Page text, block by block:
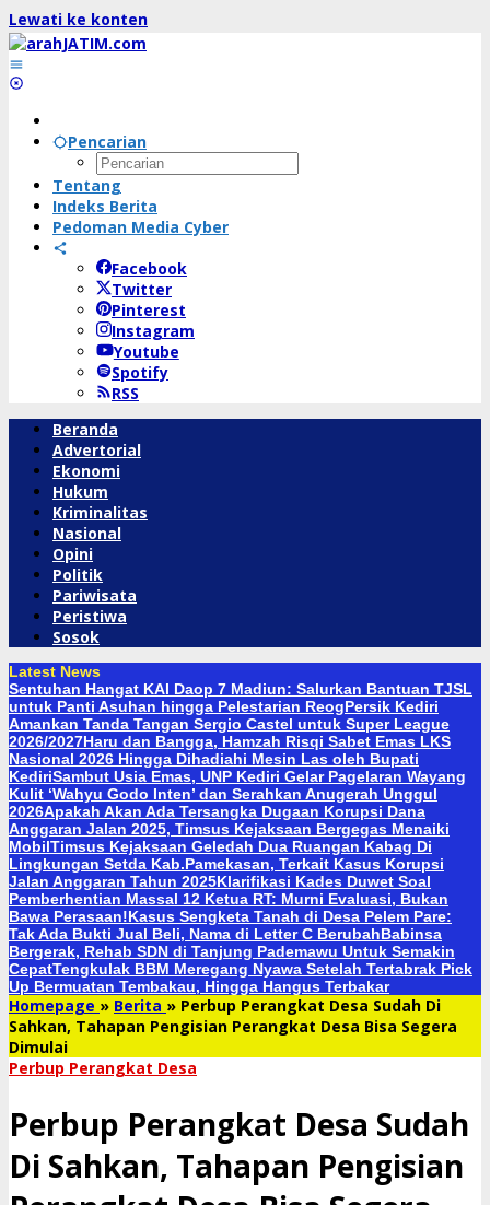
Lewati ke konten
Pencarian
Tentang
Indeks Berita
Pedoman Media Cyber
Facebook
Twitter
Pinterest
Instagram
Youtube
Spotify
RSS
Beranda
Advertorial
Ekonomi
Hukum
Kriminalitas
Nasional
Opini
Politik
Pariwisata
Peristiwa
Sosok
Latest News
Sentuhan Hangat KAI Daop 7 Madiun: Salurkan Bantuan TJSL
untuk Panti Asuhan hingga Pelestarian ReogPersik Kediri
Amankan Tanda Tangan Sergio Castel untuk Super League
2026/2027Haru dan Bangga, Hamzah Risqi Sabet Emas LKS
Nasional 2026 Hingga Dihadiahi Mesin Las oleh Bupati
KediriSambut Usia Emas, UNP Kediri Gelar Pagelaran Wayang
Kulit ‘Wahyu Godo Inten’ dan Serahkan Anugerah Unggul
2026Apakah Akan Ada Tersangka Dugaan Korupsi Dana
Anggaran Jalan 2025, Timsus Kejaksaan Bergegas Menaiki
MobilTimsus Kejaksaan Geledah Dua Ruangan Kabag Di
Lingkungan Setda Kab.Pamekasan, Terkait Kasus Korupsi
Jalan Anggaran Tahun 2025Klarifikasi Kades Duwet Soal
Pemberhentian Massal 12 Ketua RT: Murni Evaluasi, Bukan
Bawa Perasaan!Kasus Sengketa Tanah di Desa Pelem Pare:
Tak Ada Bukti Jual Beli, Nama di Letter C BerubahBabinsa
Bergerak, Rehab SDN di Tanjung Pademawu Untuk Semakin
CepatTengkulak BBM Meregang Nyawa Setelah Tertabrak Pick
Up Bermuatan Tembakau, Hingga Hangus Terbakar
Homepage » Berita » Perbup Perangkat Desa Sudah Di
Sahkan, Tahapan Pengisian Perangkat Desa Bisa Segera
Dimulai
Perbup Perangkat Desa
Perbup Perangkat Desa Sudah
Di Sahkan, Tahapan Pengisian